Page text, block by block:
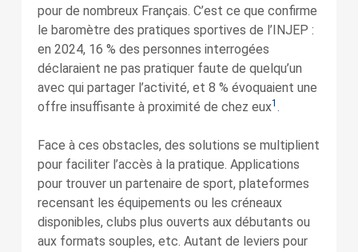
pour de nombreux Français. C’est ce que confirme
le baromètre des pratiques sportives de l’INJEP :
en 2024, 16 % des personnes interrogées
déclaraient ne pas pratiquer faute de quelqu’un
avec qui partager l’activité, et 8 % évoquaient une
offre insuffisante à proximité de chez eux1
Face à ces obstacles, des solutions se multiplient
pour faciliter l’accès à la pratique. Applications
pour trouver un partenaire de sport, plateformes
recensant les équipements ou les créneaux
disponibles, clubs plus ouverts aux débutants ou
aux formats souples, etc. Autant de leviers pour